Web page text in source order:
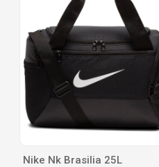
Nike Nk Brasilia 25L